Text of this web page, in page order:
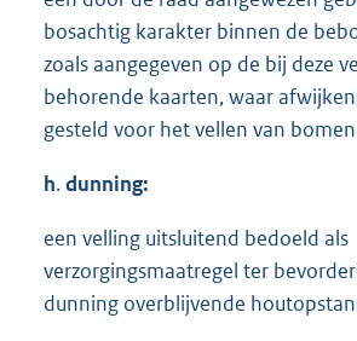
bosachtig karakter binnen de
zoals aangegeven op de bij deze
behorende kaarten, waar
gesteld voor het vellen van
h.dunning:
een velling uitsluitend bedoeld als
verzorgingsmaatregel ter
dunning overblijvende